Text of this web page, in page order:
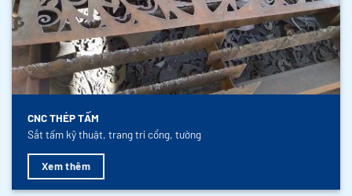
CNC THÉP TẤM
Sắt tấm kỹ thuật, trang trí cổng, tường
Xem thêm